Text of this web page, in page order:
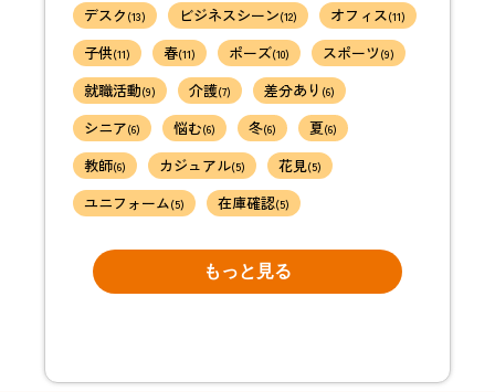
デスク (13) ビジネスシーン(12) オフィス(11)
子供(11) 春(11) ポーズ(10) スポーツ (9)
就職活動(9) 介護(7) 差分あり (6)
シニア(6) 悩む(6) 冬(6) 夏(6)
教師(6) カジュアル(5) 花見(5)
ユニフォーム(5) 在庫確認(5)
もっと見る